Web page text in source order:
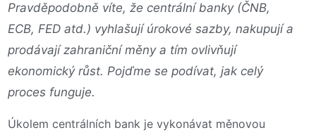
Pravděpodobně víte, že centrální banky (ČNB,
ECB, FED atd.) vyhlašují úrokové sazby, nakupují a
prodávají zahraniční měny a tím ovlivňují
ekonomický růst. Pojďme se podívat, jak celý
proces funguje.
Úkolem centrálních bank je vykonávat měnovou